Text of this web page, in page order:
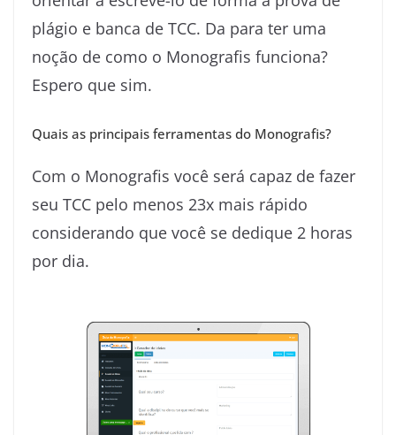
plágio e banca de TCC. Da para ter uma
noção de como o Monografis funciona?
Espero que sim.
Quais as principais ferramentas do Monografis?
Com o Monografis você será capaz de fazer
seu TCC pelo menos 23x mais rápido
considerando que você se dedique 2 horas
por dia.